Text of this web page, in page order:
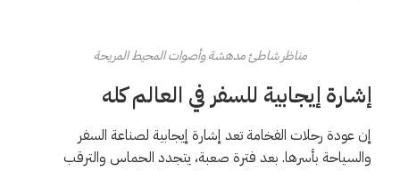
مناظر شاطئ مدهشة وأصوات المحيط المريحة
إشارة إيجابية للسفر في العالم كله
إن عودة رحلات الفخامة تعد إشارة إيجابية لصناعة السفر
والسياحة بأسرها. بعد فترة صعبة، يتجدد الحماس والترقب